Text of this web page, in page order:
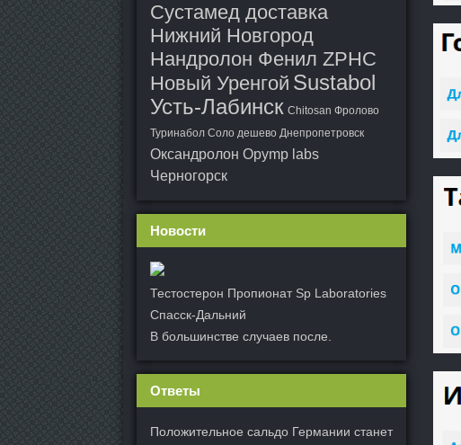
Сустамед доставка
Нижний Новгород
Нандролон Фенил ZPHC
Новый Уренгой Sustabol
Усть-Лабинск Chitosan Фролово
Туринабол Соло дешево Днепропетровск
Оксандролон Opymp labs
Черногорск
Новости
Тестостерон Пропионат Sp Laboratories
Спасск-Дальний
В большинстве случаев после.
Ответы
Положительное сальдо Германии станет